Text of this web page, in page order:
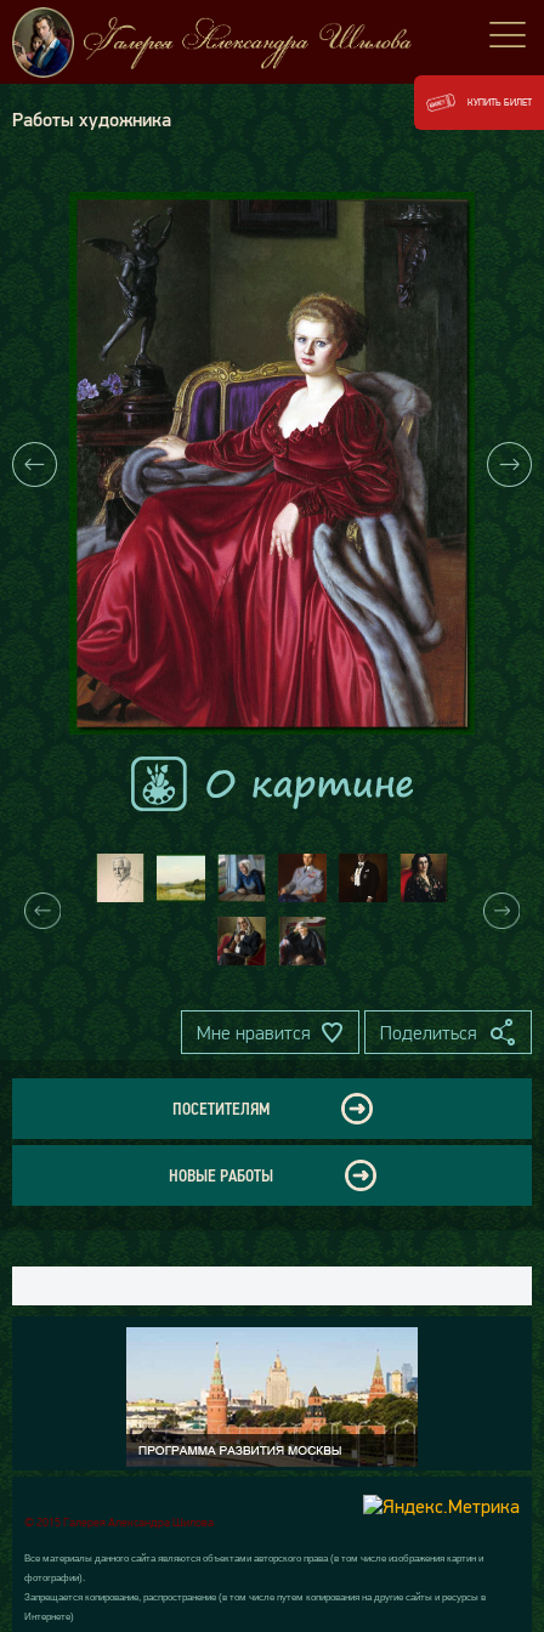
Работы художника
Мне нравится Поделиться
ПОСЕТИТЕЛЯМ
НОВЫЕ РАБОТЫ
© 2015 Галерея Александра Шилова
Все материалы данного сайта являются объектами авторского права (в том числе изображения картин и
фотографии).
Запрещается копирование, распространение (в том числе путем копирования на другие сайты и ресурсы в
Интернете)
КУПИТЬ БИЛЕТ